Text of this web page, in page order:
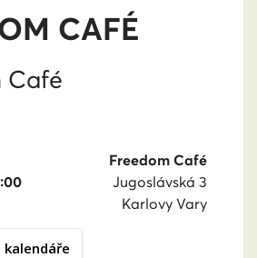
CAFÉ
Café
Freedom Café
Jugoslávská 3
Karlovy Vary